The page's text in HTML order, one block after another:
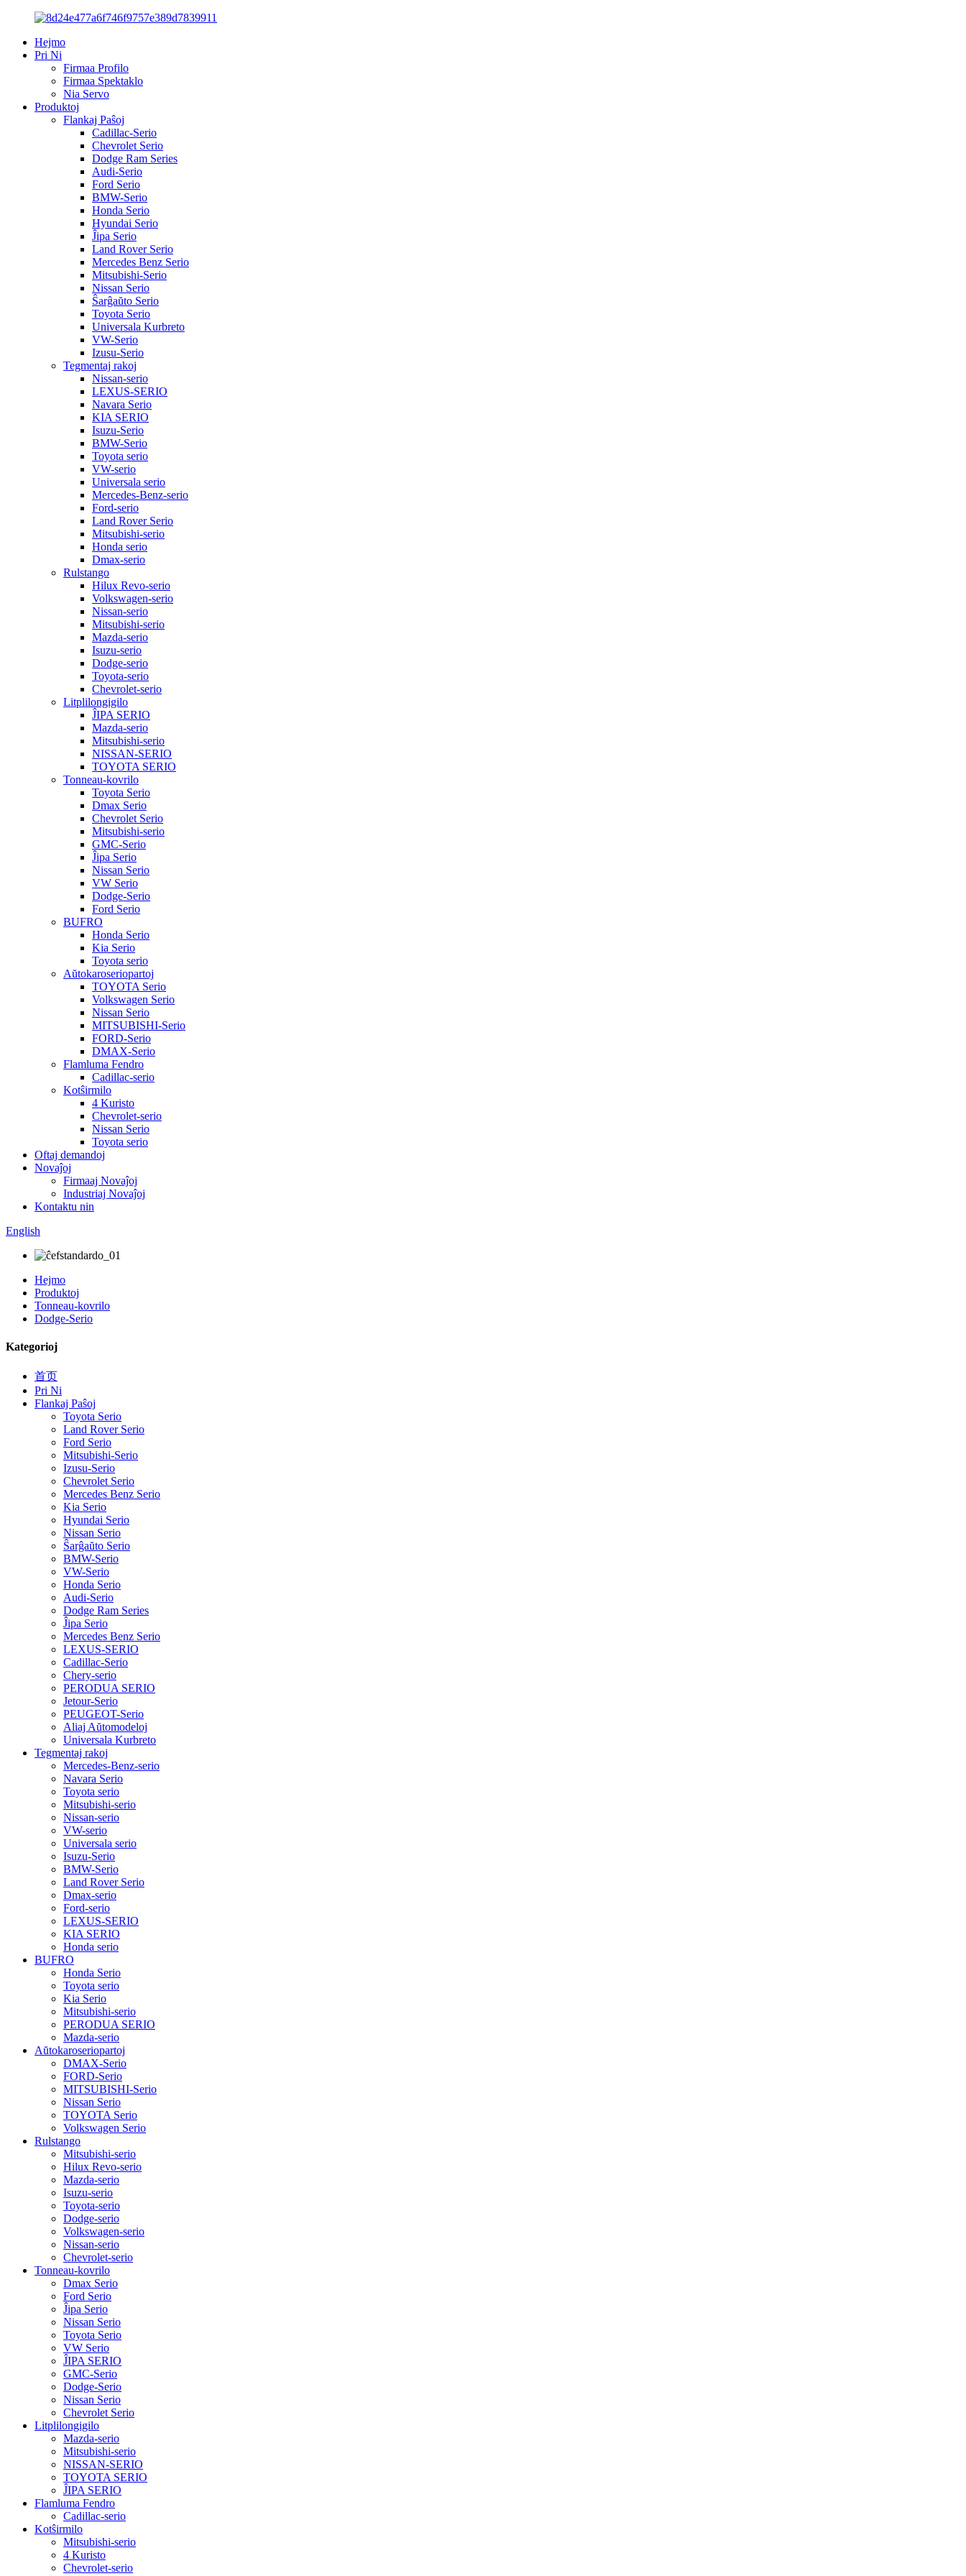
Hejmo
Pri Ni
Firmaa Profilo
Firmaa Spektaklo
Nia Servo
Produktoj
Flankaj Paŝoj
Cadillac-Serio
Chevrolet Serio
Dodge Ram Series
Audi-Serio
Ford Serio
BMW-Serio
Honda Serio
Hyundai Serio
Ĵipa Serio
Land Rover Serio
Mercedes Benz Serio
Mitsubishi-Serio
Nissan Serio
Ŝarĝaŭto Serio
Toyota Serio
Universala Kurbreto
VW-Serio
Izusu-Serio
Tegmentaj rakoj
Nissan-serio
LEXUS-SERIO
Navara Serio
KIA SERIO
Isuzu-Serio
BMW-Serio
Toyota serio
VW-serio
Universala serio
Mercedes-Benz-serio
Ford-serio
Land Rover Serio
Mitsubishi-serio
Honda serio
Dmax-serio
Rulstango
Hilux Revo-serio
Volkswagen-serio
Nissan-serio
Mitsubishi-serio
Mazda-serio
Isuzu-serio
Dodge-serio
Toyota-serio
Chevrolet-serio
Litplilongigilo
ĴIPA SERIO
Mazda-serio
Mitsubishi-serio
NISSAN-SERIO
TOYOTA SERIO
Tonneau-kovrilo
Toyota Serio
Dmax Serio
Chevrolet Serio
Mitsubishi-serio
GMC-Serio
Ĵipa Serio
Nissan Serio
VW Serio
Dodge-Serio
Ford Serio
BUFRO
Honda Serio
Kia Serio
Toyota serio
Aŭtokaroseriopartoj
TOYOTA Serio
Volkswagen Serio
Nissan Serio
MITSUBISHI-Serio
FORD-Serio
DMAX-Serio
Flamluma Fendro
Cadillac-serio
Kotŝirmilo
4 Kuristo
Chevrolet-serio
Nissan Serio
Toyota serio
Oftaj demandoj
Novaĵoj
Firmaaj Novaĵoj
Industriaj Novaĵoj
Kontaktu nin
English
Hejmo
Produktoj
Tonneau-kovrilo
Dodge-Serio
Kategorioj
首页
Pri Ni
Flankaj Paŝoj
Toyota Serio
Land Rover Serio
Ford Serio
Mitsubishi-Serio
Izusu-Serio
Chevrolet Serio
Mercedes Benz Serio
Kia Serio
Hyundai Serio
Nissan Serio
Ŝarĝaŭto Serio
BMW-Serio
VW-Serio
Honda Serio
Audi-Serio
Dodge Ram Series
Ĵipa Serio
Mercedes Benz Serio
LEXUS-SERIO
Cadillac-Serio
Chery-serio
PERODUA SERIO
Jetour-Serio
PEUGEOT-Serio
Aliaj Aŭtomodeloj
Universala Kurbreto
Tegmentaj rakoj
Mercedes-Benz-serio
Navara Serio
Toyota serio
Mitsubishi-serio
Nissan-serio
VW-serio
Universala serio
Isuzu-Serio
BMW-Serio
Land Rover Serio
Dmax-serio
Ford-serio
LEXUS-SERIO
KIA SERIO
Honda serio
BUFRO
Honda Serio
Toyota serio
Kia Serio
Mitsubishi-serio
PERODUA SERIO
Mazda-serio
Aŭtokaroseriopartoj
DMAX-Serio
FORD-Serio
MITSUBISHI-Serio
Nissan Serio
TOYOTA Serio
Volkswagen Serio
Rulstango
Mitsubishi-serio
Hilux Revo-serio
Mazda-serio
Isuzu-serio
Toyota-serio
Dodge-serio
Volkswagen-serio
Nissan-serio
Chevrolet-serio
Tonneau-kovrilo
Dmax Serio
Ford Serio
Ĵipa Serio
Nissan Serio
Toyota Serio
VW Serio
ĴIPA SERIO
GMC-Serio
Dodge-Serio
Nissan Serio
Chevrolet Serio
Litplilongigilo
Mazda-serio
Mitsubishi-serio
NISSAN-SERIO
TOYOTA SERIO
ĴIPA SERIO
Flamluma Fendro
Cadillac-serio
Kotŝirmilo
Mitsubishi-serio
4 Kuristo
Chevrolet-serio